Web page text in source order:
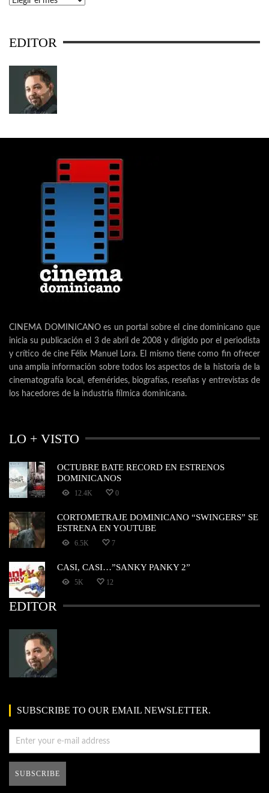
EDITOR
CINEMA DOMINICANO es un portal sobre el cine dominicano que
inicia su publicación el 3 de abril de 2008 y dirigido por el periodista
y crítico de cine Félix Manuel Lora. El mismo tiene como fin ofrecer
una amplia información sobre todos los aspectos de la historia de la
cinematografía local, efemérides, biografías, reseñas y entrevistas de
los hacedores de la industria fílmica dominicana.
LO + VISTO
OCTUBRE BATE RECORD EN ESTRENOS
DOMINICANOS
12.4K 0
CORTOMETRAJE DOMINICANO “SWINGERS” SE
ESTRENA EN YOUTUBE
6.5K 7
CASI, CASI…”SANKY PANKY 2”
5K 12
EDITOR
SUBSCRIBE TO OUR EMAIL NEWSLETTER.